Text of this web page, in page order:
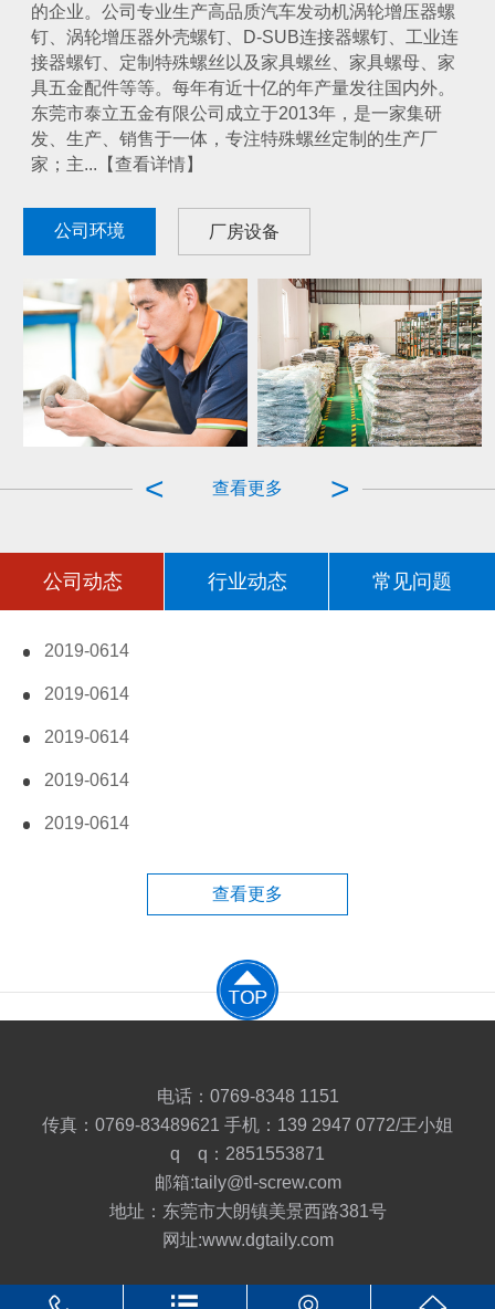
的企业。公司专业生产高品质汽车发动机涡轮增压器螺
钉、涡轮增压器外壳螺钉、D-SUB连接器螺钉、工业连
接器螺钉、定制特殊螺丝以及家具螺丝、家具螺母、家
具五金配件等等。每年有近十亿的年产量发往国内外。
东莞市泰立五金有限公司成立于2013年，是一家集研
发、生产、销售于一体，专注特殊螺丝定制的生产厂
家；主...【查看详情】
公司环境 厂房设备
品...
>
查看更多
<
公司动态 行业动态 常见问题
2019-0614
拧不动的螺丝该如何处理
.txt{font-size:15px; line-height:30px; margin-right: 50px;}
2019-0614
螺丝规格型号
.txt{font-size:15px; line-height:30px; margin-right: 50px;}
2019-0614
螺丝、螺栓、螺丝钉三者有什么区别?
.txt{font-size:15px; line-height:30px; margin-right:
2019-0614
螺栓的拧紧力矩标准
2019-0614
查看更多
电话：0769-8348 1151
传真：0769-83489621 手机：139 2947 0772/王小姐
q q：2851553871
邮箱:taily@tl-screw.com
地址：东莞市大朗镇美景西路381号
网址:www.dgtaily.com